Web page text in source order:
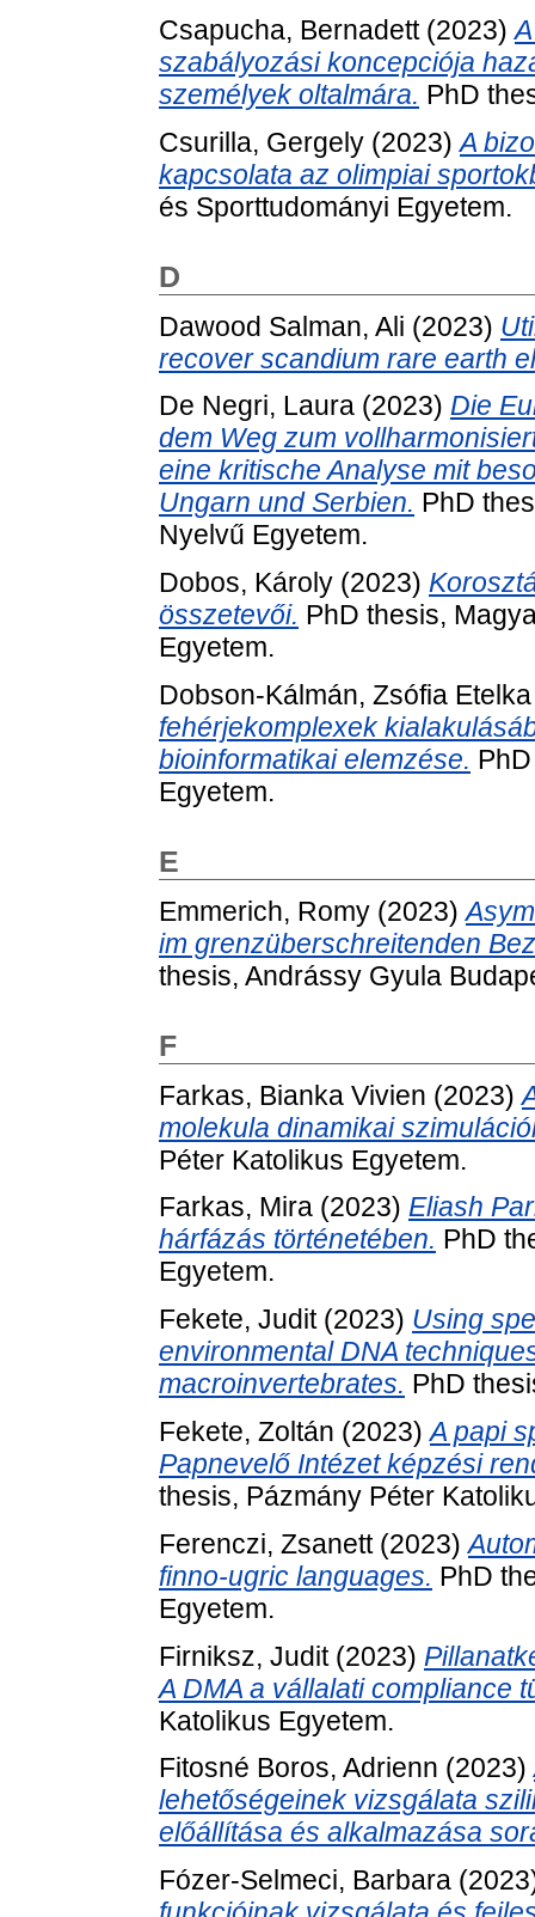
Csapucha, Bernadett(2023)
szabályozási koncepciója
személyek oltalmára. PhD
Csurilla, Gergely (2023)A
kapcsolata az olimpiai
és Sporttudományi Egyetem.
D
Dawood Salman, Ali (2023)
recover scandium rare earth
De Negri, Laura (2023) Die
dem Weg zum
eine kritische Analyse mit
Ungarn und Serbien. PhD
Nyelvű Egyetem.
Dobos, Károly (2023)
összetevői. PhD thesis,
Egyetem.
Dobson-Kálmán, Zsófia Etelka
fehérjekomplexek
bioinformatikai elemzése.
Egyetem.
E
Emmerich, Romy (2023)
im grenzüberschreitenden
thesis, Andrássy Gyula
F
Farkas, Bianka Vivien (2023)
molekula dinamikai
Péter Katolikus Egyetem.
Farkas, Mira (2023) Eliash
hárfázás történetében. PhD
Egyetem.
Fekete, Judit(2023) Using
environmental DNA
macroinvertebrates. PhD
Fekete, Zoltán (2023)A papi
Papnevelő Intézet képzési
thesis, Pázmány Péter
Ferenczi, Zsanett(2023)
finno-ugric languages. PhD
Egyetem.
Firniksz, Judit(2023)
A DMA a vállalati compliance
Katolikus Egyetem.
Fitosné Boros, Adrienn (2023)
lehetőségeinek vizsgálata
előállítása és alkalmazása
Fózer-Selmeci, Barbara